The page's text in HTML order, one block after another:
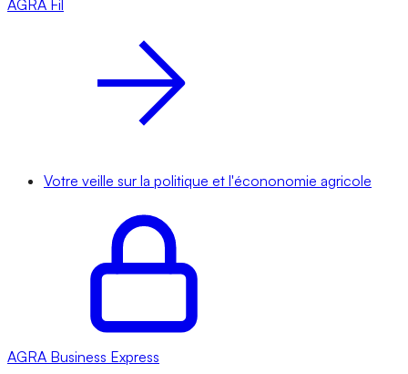
AGRA Fil
Votre veille sur la politique et l'écononomie agricole
AGRA Business Express